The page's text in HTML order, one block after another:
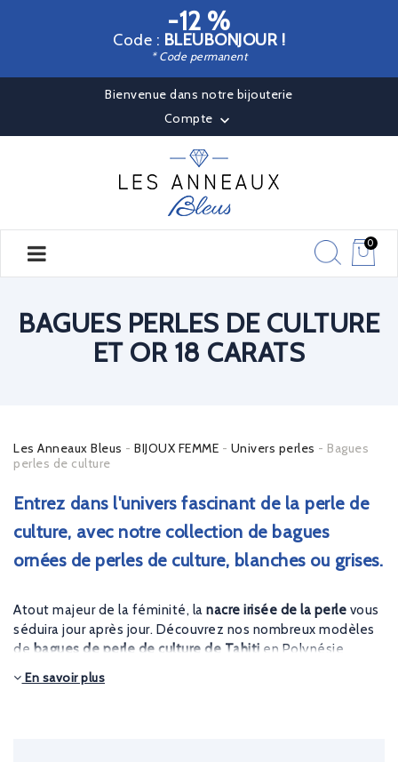
-12 %
Code : BLEUBONJOUR !
* Code permanent
Bienvenue dans notre bijouterie
Compte 
0
BAGUES PERLES DE CULTURE
ET OR 18 CARATS
Les Anneaux Bleus BIJOUX FEMME Univers perles
Bagues
perles de culture
Entrez dans l'univers fascinant de la perle de
culture, avec notre collection de bagues
ornées de perles de culture, blanches ou grises.
Atout majeur de la féminité, la nacre irisée de la perle vous
séduira jour après jour. Découvrez nos nombreux modèles
de bagues de perle de culture de Tahiti en Polynésie
française ou de
bagues en or blanc, jaune ou rose à petit prix.
En savoir plus